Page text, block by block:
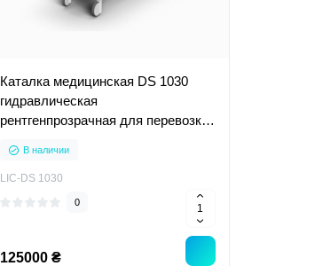
Каталка медицинская DS 1030
гидравлическая
рентгенпрозрачная для перевозки
В наличии
LIC-DS 1030
0
125000 ₴